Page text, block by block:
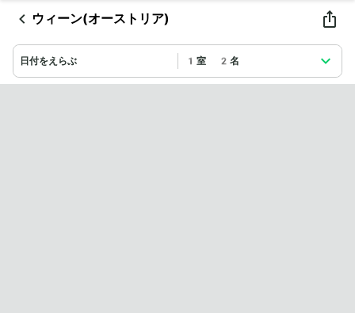
ウィーン(オーストリア)
日付をえらぶ 1室 2名